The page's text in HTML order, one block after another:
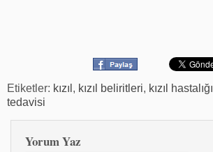
Etiketler: kızıl , kızıl beliritleri, kızıl hastalığı
tedavisi
Yorum Yaz